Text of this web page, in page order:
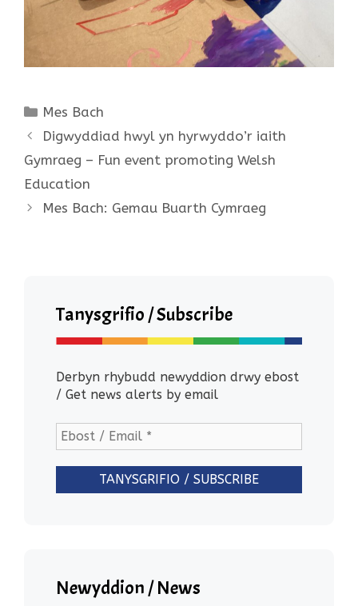
Categories
Mes Bach
Digwyddiad hwyl yn hyrwyddo’r iaith
Gymraeg – Fun event promoting Welsh
Education
Mes Bach: Gemau Buarth Cymraeg
Tanysgrifio / Subscribe
Derbyn rhybudd newyddion drwy ebost
/ Get news alerts by email
Newyddion / News